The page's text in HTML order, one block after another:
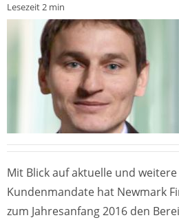
Lesezeit 2 min
Mit Blick auf aktuelle und
Kundenmandate hat Newmark
zum Jahresanfang 2016 den